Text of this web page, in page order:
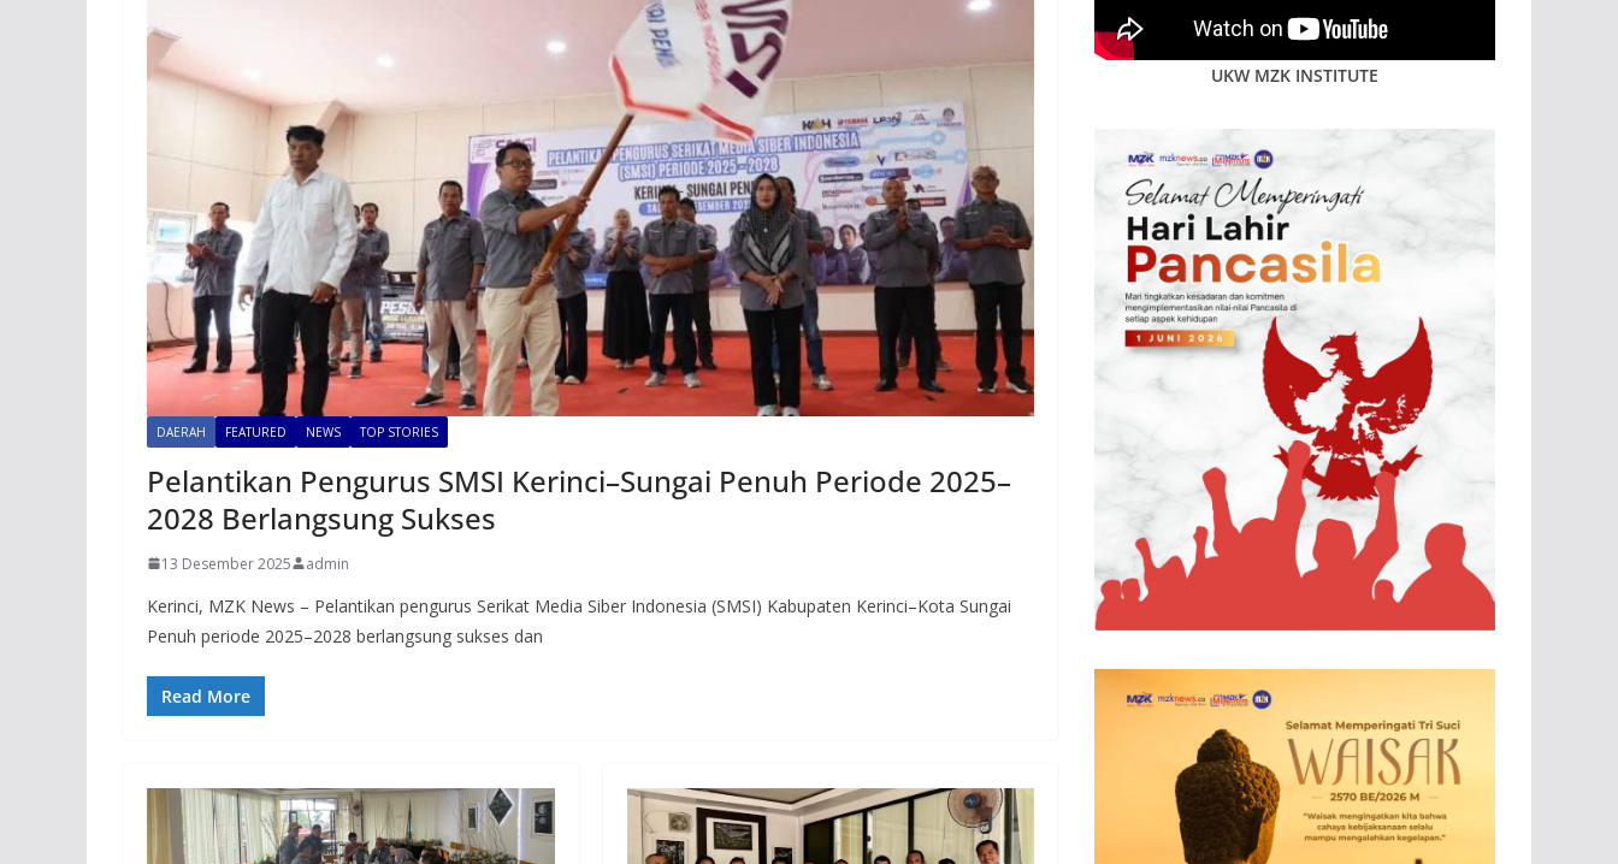
DAERAH FEATURED NEWS TOP STORIES
Pelantikan Pengurus SMSI Kerinci–Sungai Penuh Periode 2025–
2028 Berlangsung Sukses
13 Desember 2025 admin
Kerinci, MZK News – Pelantikan pengurus Serikat Media Siber Indonesia (SMSI) Kabupaten Kerinci–Kota Sungai
Penuh periode 2025–2028 berlangsung sukses dan
Read More
UKW MZK INSTITUTE